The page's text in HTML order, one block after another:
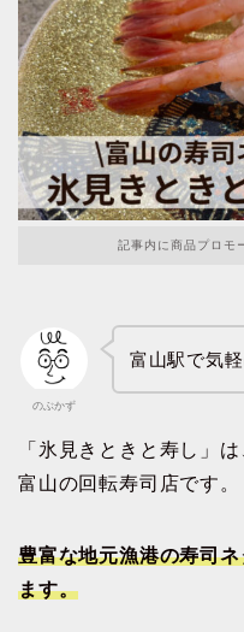
記事内に商品プロモ
のぶかず
富山駅で気
「氷見きときと寿し」
富山の回転寿司店です。
豊富な地元漁港の寿司
ます。